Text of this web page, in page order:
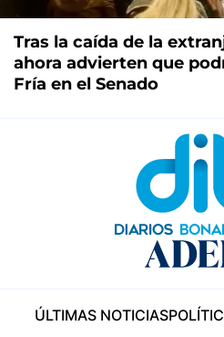
Tras la caída de la
ahora advierten que
Fría en el Senado
ÚLTIMAS NOTICIAS